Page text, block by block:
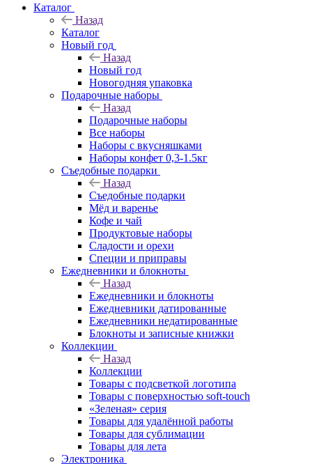
Каталог
Назад
Каталог
Новый год
Назад
Новый год
Новогодняя упаковка
Подарочные наборы
Назад
Подарочные наборы
Все наборы
Наборы с вкусняшками
Наборы конфет 0,3-1.5кг
Съедобные подарки
Назад
Съедобные подарки
Мёд и варенье
Кофе и чай
Продуктовые наборы
Сладости и орехи
Специи и приправы
Ежедневники и блокноты
Назад
Ежедневники и блокноты
Ежедневники датированные
Ежедневники недатированные
Блокноты и записные книжки
Коллекции
Назад
Коллекции
Товары с подсветкой логотипа
Товары с поверхностью soft-touch
«Зеленая» серия
Товары для удалённой работы
Товары для сублимации
Товары для лета
Электроника